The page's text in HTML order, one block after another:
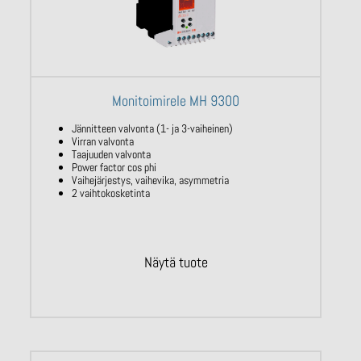
Monitoimirele MH 9300
Jännitteen valvonta (1- ja 3-vaiheinen)
Virran valvonta
Taajuuden valvonta
Power factor cos phi
Vaihejärjestys, vaihevika, asymmetria
2 vaihtokosketinta
Näytä tuote